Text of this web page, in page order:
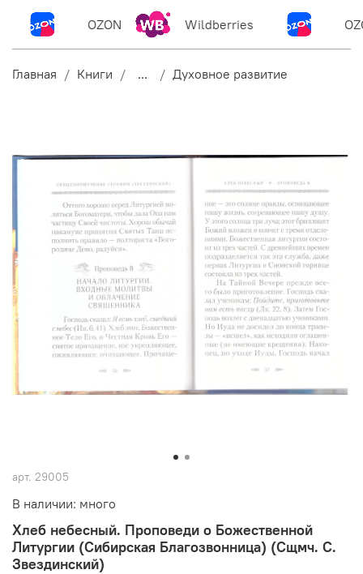
OZON Wildberries
Главная Книги ... Духовное развитие
арт. 29005
В наличии: много
Хлеб небесный. Проповеди о Божественной
Литургии (Сибирская Благозвонница) (Сщмч. С.
Звездинский)